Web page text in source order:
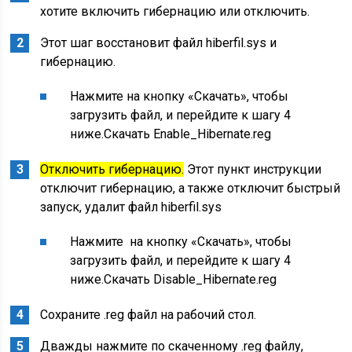
хотите включить гибернацию или отключить.
Этот шаг восстановит файл hiberfil.sys и
гибернацию.
Нажмите на кнопку «Скачать», чтобы
загрузить файл, и перейдите к шагу 4
ниже.Скачать Enable_Hibernate.reg
Отключить гибернацию. Этот пункт инструкции
отключит гибернацию, а также отключит быстрый
запуск, удалит файл hiberfil.sys
Нажмите на кнопку «Скачать», чтобы
загрузить файл, и перейдите к шагу 4
ниже.Скачать Disable_Hibernate.reg
Сохраните .reg файл на рабочий стол.
Дважды нажмите по скаченному .reg файлу,